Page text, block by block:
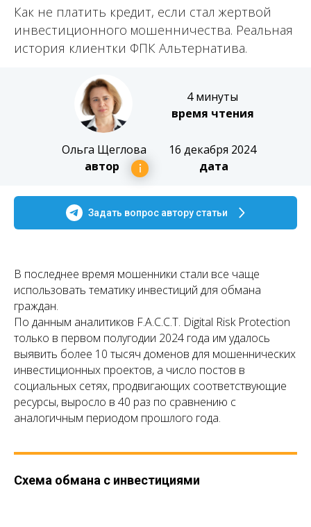
Как не платить кредит, если стал жертвой
инвестиционного мошенничества. Реальная
история клиентки ФПК Альтернатива.
16 декабря 2024
дата
4 минуты
время чтения
Ольга Щеглова
автор
Задать вопрос автору статьи
В последнее время мошенники стали все чаще
использовать тематику инвестиций для обмана
граждан.
По данным аналитиков F.A.C.C.T. Digital Risk Protection
только в первом полугодии 2024 года им удалось
выявить более 10 тысяч доменов для мошеннических
инвестиционных проектов, а число постов в
социальных сетях, продвигающих соответствующие
ресурсы, выросло в 40 раз по сравнению с
аналогичным периодом прошлого года.
Схема обмана с инвестициями